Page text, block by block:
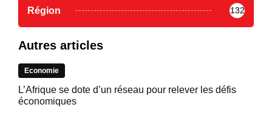
Région 132
Autres articles
Economie
L’Afrique se dote d’un réseau pour relever les défis
économiques